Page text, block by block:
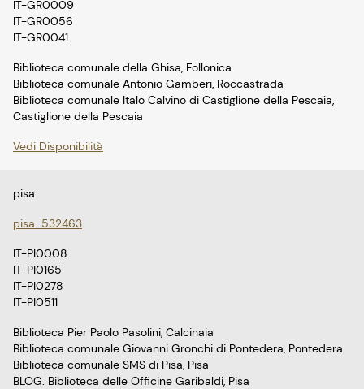
IT-GR0009
IT-GR0056
IT-GR0041
Biblioteca comunale della Ghisa, Follonica
Biblioteca comunale Antonio Gamberi, Roccastrada
Biblioteca comunale Italo Calvino di Castiglione della Pescaia,
Castiglione della Pescaia
Vedi Disponibilità
pisa
pisa_532463
IT-PI0008
IT-PI0165
IT-PI0278
IT-PI0511
Biblioteca Pier Paolo Pasolini, Calcinaia
Biblioteca comunale Giovanni Gronchi di Pontedera, Pontedera
Biblioteca comunale SMS di Pisa, Pisa
BLOG. Biblioteca delle Officine Garibaldi, Pisa